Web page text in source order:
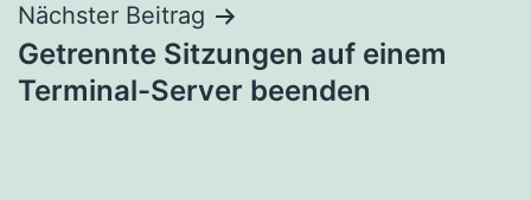
Nächster Beitrag
Getrennte Sitzungen auf einem
Terminal-Server beenden